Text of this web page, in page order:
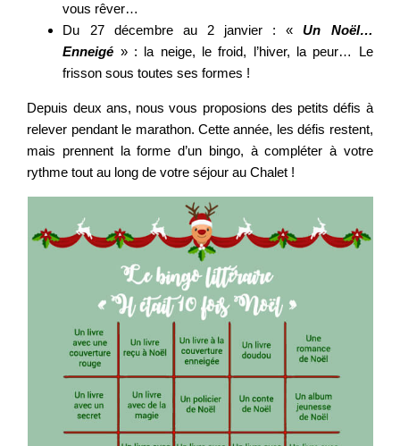
vous rêver…
Du 27 décembre au 2 janvier : «Un Noël…
Enneigé » : la neige, le froid, l’hiver, la peur… Le
frisson sous toutes ses formes !
Depuis deux ans, nous vous proposions des petits défis à
relever pendant le marathon. Cette année, les défis restent,
mais prennent la forme d’un bingo, à compléter à votre
rythme tout au long de votre séjour au Chalet !